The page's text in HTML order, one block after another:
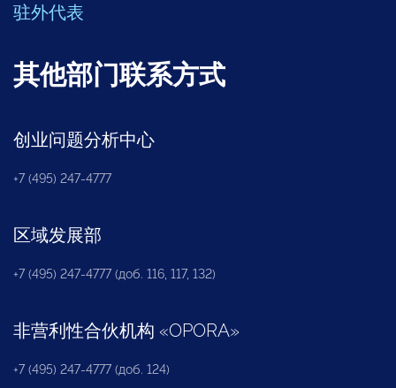
驻外代表
其他部门联系方式
创业问题分析中心
+7 (495) 247-4777
区域发展部
+7 (495) 247-4777 (доб. 116, 117, 132)
非营利性合伙机构 «OPORA»
+7 (495) 247-4777 (доб. 124)